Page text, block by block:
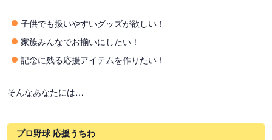
子供でも扱いやすいグッズが欲しい！
家族みんなでお揃いにしたい！
記念に残る応援アイテムを作りたい！
そんなあなたには…
プロ野球 応援うちわ